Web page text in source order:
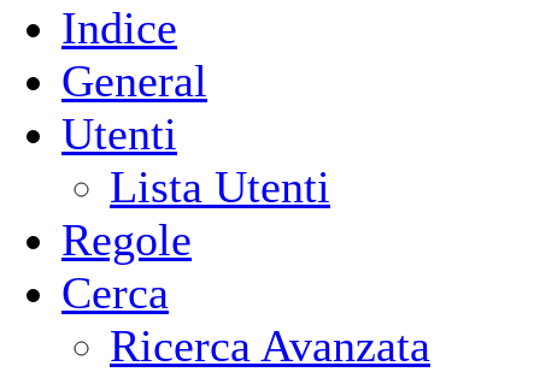
Indice
General
Utenti
Lista Utenti
Regole
Cerca
Ricerca Avanzata